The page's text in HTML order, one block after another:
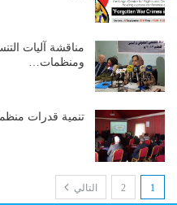
مناقشة آليات
ومنظمات…
تنمية قدرات
1
2 التالي